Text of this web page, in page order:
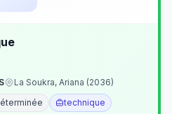
La Soukra, Ariana (2036)
technique